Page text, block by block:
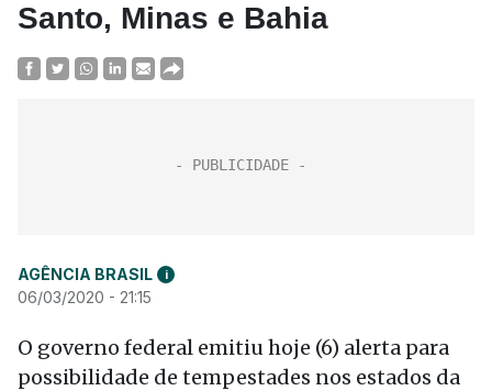
Santo, Minas e Bahia
AGÊNCIA BRASIL i
06/03/2020 - 21:15
O governo federal emitiu hoje (6) alerta para
possibilidade de tempestades nos estados da